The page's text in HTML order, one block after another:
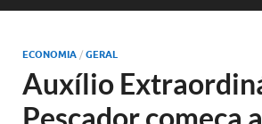
ECONOMIA / GERAL
Auxílio